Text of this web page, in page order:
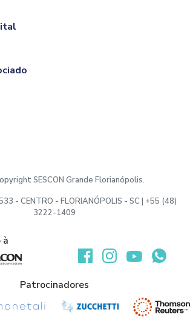
SESCON Grande Florianópolis.
- CENTRO - FLORIANÓPOLIS - SC | +55 (48)
3222-1409
Desenvolvido por:
Patrocinadores